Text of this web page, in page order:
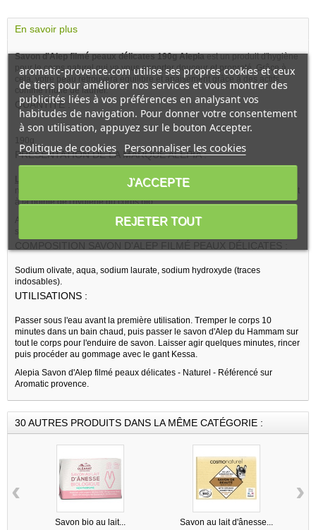
En savoir plus
Savon d'Alep filmé peaux délicates 190g Alepiaest un produit d'hygiène
pour le corps naturel qui va vous apporter douceur et propreté. Grâce à
cela, votre peau retrouvera équilibre et apaisement grâce à des actifs
comme l'huile de laurier.
QUANTITE :
190g
PRESENTATION DE LA MARQUE ALEPIA :
Les Plus de Alepia :
Des ingrédients ou des matières premières
naturelles, une notion de bien-être unique font que les produits Alepia sont
à la pointe de l'hygiène du corps bio.
Alepia Savon d'Alep filmé peaux délicates s'adapte à votre peau, que cela
COMPOSITION SAVON D'ALEP FILMÉ PEAUX DÉLICATES :
Sodium olivate, aqua, sodium laurate, sodium hydroxyde (traces
indosables).
UTILISATIONS :
Passer sous l'eau avant la première utilisation. Tremper le corps 10
minutes dans un bain chaud, puis passer le savon d'Alep du Hammam sur
tout le corps pour l'enduire de savon. Laisser agir quelques minutes, rincer
puis procéder au gommage avec le gant Kessa.
Alepia Savon d'Alep filmé peaux délicates - Naturel - Référencé sur
Aromatic provence.
30 AUTRES PRODUITS DANS LA MÊME CATÉGORIE :
Savon bio au lait... Savon au lait d'ânesse...
‹ ›
aromatic-provence.com utilise ses propres cookies et ceux
de tiers pour améliorer nos services et vous montrer des
publicités liées à vos préférences en analysant vos
habitudes de navigation. Pour donner votre consentement
à son utilisation, appuyez sur le bouton Accepter.
Politique de cookies Personnaliser les cookies
REJETER TOUT
J'ACCEPTE